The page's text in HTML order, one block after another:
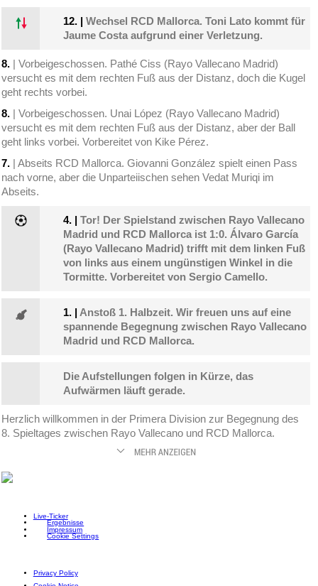
12. |Wechsel RCD Mallorca. Toni Lato kommt für
Jaume Costa aufgrund einer Verletzung.
8. | Vorbeigeschossen. Pathé Ciss (Rayo Vallecano Madrid)
versucht es mit dem rechten Fuß aus der Distanz, doch die Kugel
geht rechts vorbei.
8. | Vorbeigeschossen. Unai López (Rayo Vallecano Madrid)
versucht es mit dem rechten Fuß aus der Distanz, aber der Ball
geht links vorbei. Vorbereitet von Kike Pérez.
7. | Abseits RCD Mallorca. Giovanni González spielt einen Pass
nach vorne, aber die Unparteiischen sehen Vedat Muriqi im
Abseits.
4. |Tor! Der Spielstand zwischen Rayo Vallecano
Madrid und RCD Mallorca ist 1:0. Álvaro García
(Rayo Vallecano Madrid) trifft mit dem linken Fuß
von links aus einem ungünstigen Winkel in die
Tormitte. Vorbereitet von Sergio Camello.
1. | Anstoß 1. Halbzeit. Wir freuen uns auf eine
spannende Begegnung zwischen Rayo Vallecano
Madrid und RCD Mallorca.
Die Aufstellungen folgen in Kürze, das
Aufwärmen läuft gerade.
Herzlich willkommen in der Primera Division zur Begegnung des
8. Spieltages zwischen Rayo Vallecano und RCD Mallorca.
Live-Ticker
Ergebnisse
Impressum
Cookie Settings
Privacy Policy